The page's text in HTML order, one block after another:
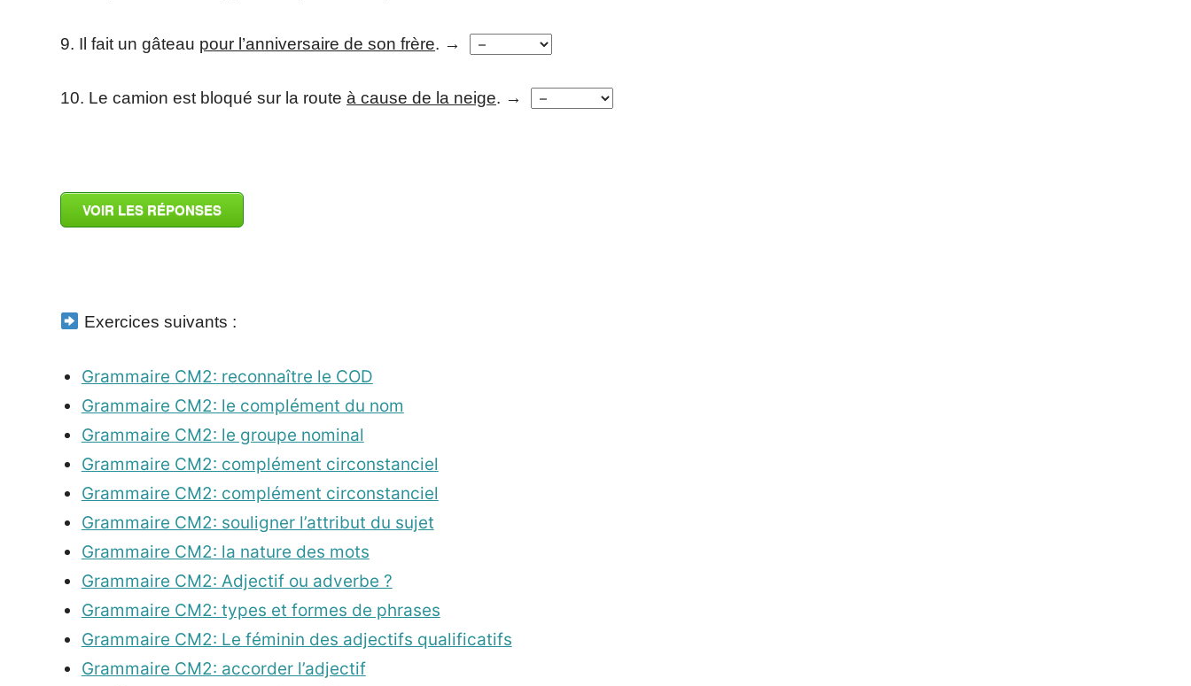
9. Il fait un gâteau pour l’anniversaire de son frère. →
10. Le camion est bloqué sur la route à cause de la neige. →
VOIR LES RÉPONSES
Exercices suivants :
Grammaire CM2: reconnaître le COD
Grammaire CM2: le complément du nom
Grammaire CM2: le groupe nominal
Grammaire CM2: complément circonstanciel
Grammaire CM2: complément circonstanciel
Grammaire CM2: souligner l’attribut du sujet
Grammaire CM2: la nature des mots
Grammaire CM2: Adjectif ou adverbe ?
Grammaire CM2: types et formes de phrases
Grammaire CM2: Le féminin des adjectifs qualificatifs
Grammaire CM2: accorder l’adjectif